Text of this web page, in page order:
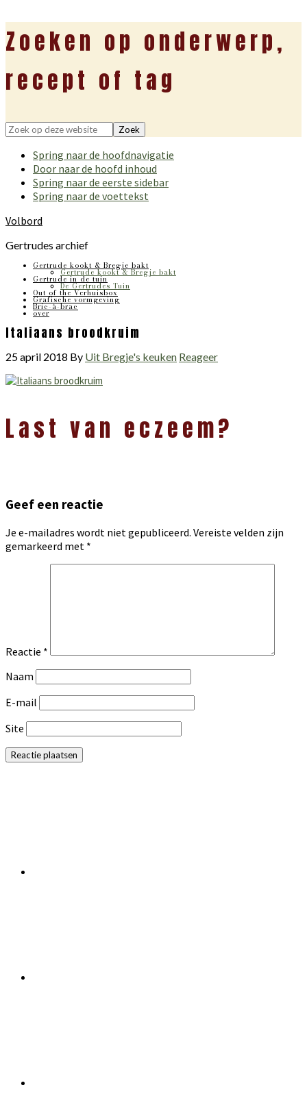
Zoeken op onderwerp,
recept of tag
Zoek
deze
website
Spring naar de hoofdnavigatie
Door naar de hoofd inhoud
Spring naar de eerste sidebar
Spring naar de voettekst
Volbord
Gertrudes archief
Gertrude kookt & Bregje bakt
Gertrude kookt & Bregje bakt
Gertrude in de tuin
De Gertrudes Tuin
Out of the Verhuisbox
Grafische vormgeving
Bric-à-brac
over
Italiaans broodkruim
25 april 2018 By Uit Bregje's keuken Reageer
Interacties
Last van eczeem?
Geef een reactie
Je e-mailadres wordt niet gepubliceerd. Vereiste velden zijn
gemarkeerd met *
Reactie *
Naam
E-mail
Site